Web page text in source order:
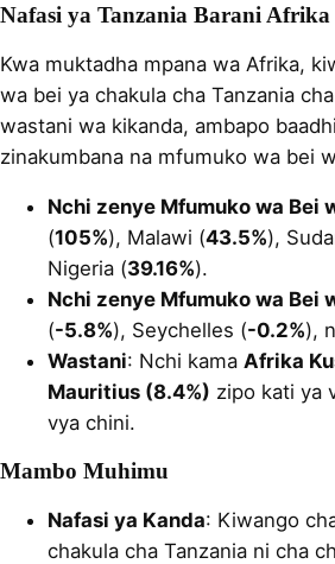
Nafasi ya Tanzania Barani Afrika
Kwa muktadha mpana wa Afrika,
wa bei ya chakula cha Tanzania cha
wastani wa kikanda, ambapo
zinakumbana na mfumuko wa bei
Nchi zenye Mfumuko wa Bei
(105%), Malawi (43.5%),
Nigeria (39.16%).
Nchi zenye Mfumuko wa Bei
(-5.8%), Seychelles (-0.2%),
Wastani: Nchi kama Afrika
Mauritius (8.4%) zipo kati ya
vya chini.
Mambo Muhimu
Nafasi ya Kanda: Kiwango
chakula cha Tanzania ni cha